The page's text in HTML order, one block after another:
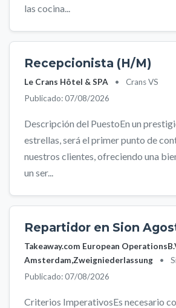
las cocina...
Recepcionista (H/M)
Le Crans Hôtel & SPA •
Crans VS
Publicado: 07/08/2026
Descripción del PuestoEn un
estrellas, será el primer punto de
nuestros clientes, ofreciendo una
un ser...
Repartidor en Sion
Takeaway.com European
Amsterdam,Zweigniederlassung
•
Publicado: 07/08/2026
Criterios ImperativosEs necesario